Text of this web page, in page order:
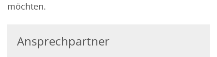
möchten.
Ansprechpartner